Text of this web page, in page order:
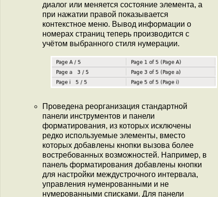
диалог или меняется состояние элемента, а
при нажатии правой показывается
контекстное меню. Вывод информации о
номерах страниц теперь производится с
учётом выбранного стиля нумерации.
Проведена реорганизация стандартной
панели инструментов и панели
форматирования, из которых исключены
редко используемые элементы, вместо
которых добавлены кнопки вызова более
востребованных возможностей. Например, в
панель форматирования добавлены кнопки
для настройки междустрочного интервала,
управления нуменрованными и не
нумерованными списками. Для панели